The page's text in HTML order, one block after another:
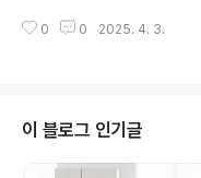
특히, 휴대성이 뛰어난 핸드폰은
고, 건강에 도움이 되는 것으로 알
련하는 고대의 영적 수련입니다.
하고 내면의 평화와 고요함을 찾
상은 종교나 문화와는 무관하며,
0 0 2025. 4. 3.
이 블로그 인기글